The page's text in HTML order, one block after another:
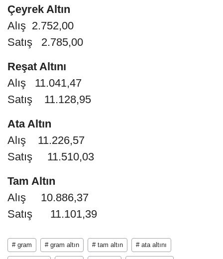
Çeyrek Altın
Alış 2.752,00
Satış 2.785,00
Reşat Altını
Alış 11.041,47
Satış 11.128,95
Ata Altın
Alış 11.226,57
Satış 11.510,03
Tam Altın
Alış 10.886,37
Satış 11.101,39
# gram # gram altın # tam altın # ata altını